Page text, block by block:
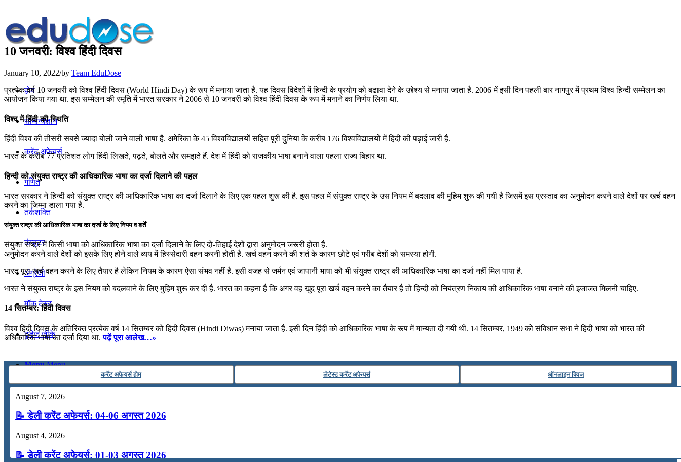
होम
सामान्यज्ञान
करेंट अफेयर्स
गणित
तर्कशक्ति
कंप्यूटर
अंग्रेजी
मॉक टेस्ट
टुडेज जीके
Menu Menu
10 जनवरी: विश्‍व हिंदी दिवस
January 10, 2022/by Team EduDose
प्रत्येक वर्ष 10 जनवरी को विश्‍व हिंदी दिवस (World Hindi Day) के रूप में मनाया जाता है. यह दिवस विदेशों में हिन्‍दी के प्रयोग को बढावा देने के उद्देश्‍य से मनाया जाता है. 2006 में इसी दिन पहली बार नागपुर में प्रथम विश्‍व हिन्‍दी सम्‍मेलन का
आयोजन किया गया था. इस सम्मेलन की स्मृति में भारत सरकार ने 2006 से 10 जनवरी को विश्व हिंदी दिवस के रूप में मनाने का निर्णय लिया था.
विश्व में हिंदी की स्थिति
हिंदी विश्व की तीसरी सबसे ज्यादा बोली जाने वाली भाषा है. अमेरिका के 45 विश्वविद्यालयों सहित पूरी दुनिया के करीब 176 विश्वविद्यालयों में हिंदी की पढ़ाई जारी है.
भारत के करीब 77 प्रतिशत लोग हिंदी लिखते, पढ़ते, बोलते और समझते हैं. देश में हिंदी को राजकीय भाषा बनाने वाला पहला राज्य बिहार था.
हिन्दी को संयुक्त राष्ट्र की आधिकारिक भाषा का दर्जा दिलाने की पहल
भारत सरकार ने हिन्दी को संयुक्त राष्ट्र की आधिकारिक भाषा का दर्जा दिलाने के लिए एक पहल शुरू की है. इस पहल में संयुक्त राष्ट्र के उस नियम में बदलाव की मुहिम शुरू की गयी है जिसमें इस प्रस्ताव का अनुमोदन करने वाले देशों पर खर्च वहन
करने का जिम्मा डाला गया है.
संयुक्त राष्ट्र की आधिकारिक भाषा का दर्जा के लिए नियम व शर्तें
संयुक्त राष्ट्र में किसी भाषा को आधिकारिक भाषा का दर्जा दिलाने के लिए दो-तिहाई देशों द्वारा अनुमोदन जरूरी होता है.
अनुमोदन करने वाले देशों को इसके लिए होने वाले व्यय में हिस्सेदारी वहन करनी होती है. खर्च वहन करने की शर्त के कारण छोटे एवं गरीब देशों को समस्या होगी.
भारत पूरा खर्च वहन करने के लिए तैयार है लेकिन नियम के कारण ऐसा संभव नहीं है. इसी वजह से जर्मन एवं जापानी भाषा को भी संयुक्त राष्ट्र की आधिकारिक भाषा का दर्जा नहीं मिल पाया है.
भारत ने संयुक्त राष्ट्र के इस नियम को बदलवाने के लिए मुहिम शुरू कर दी है. भारत का कहना है कि अगर वह खुद पूरा खर्च वहन करने का तैयार है तो हिन्दी को नियंत्रण निकाय की आधिकारिक भाषा बनाने की इजाजत मिलनी चाहिए.
14 सितम्बर: हिंदी दिवस
विश्‍व हिंदी दिवस के अतिरिक्त प्रत्येक वर्ष 14 सितम्बर को हिंदी दिवस (Hindi Diwas) मनाया जाता है. इसी दिन हिंदी को आधिकारिक भाषा के रूप में मान्यता दी गयी थी. 14 सितम्बर, 1949 को संविधान सभा ने हिंदी भाषा को भारत की
अधिकारिक भाषा का दर्जा दिया था.पढ़ें पूरा आलेख…»
कर्रेंट अफेयर्स होम लेटेस्ट कर्रेंट अफेयर्स ऑनलाइन क्विज
August 7, 2026
📝 डेली करेंट अफेयर्स: 04-06 अगस्त 2026
August 4, 2026
📝 डेली करेंट अफेयर्स: 01-03 अगस्त 2026